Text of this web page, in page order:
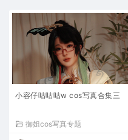
小容仔咕咕咕w cos写真合集三
御姐cos写真专题